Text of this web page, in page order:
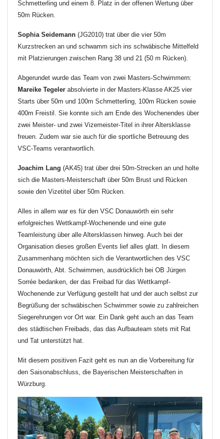
Schmetterling und einem 8. Platz in der offenen Wertung über
50m Rücken.
Sophia Seidemann (JG2010) trat über die vier 50m
Kurzstrecken an und schwamm sich ins schwäbische Mittelfeld
mit Platzierungen zwischen Rang 38 und 21 (50 m Rücken).
Abgerundet wurde das Team von zwei Masters-Schwimmern:
Mareike Tegeler absolvierte in der Masters-Klasse AK25 vier
Starts über 50m und 100m Schmetterling, 100m Rücken sowie
400m Freistil. Sie konnte sich am Ende des Wochenendes über
zwei Meister- und zwei Vizemeister-Titel in ihrer Altersklasse
freuen. Zudem war sie auch für die sportliche Betreuung des
VSC-Teams verantwortlich.
Joachim Lang (AK45) trat über drei 50m-Strecken an und holte
sich die Masters-Meisterschaft über 50m Brust und Rücken
sowie den Vizetitel über 50m Rücken.
Alles in allem war es für den VSC Donauwörth ein sehr
erfolgreiches Wettkampf-Wochenende und eine gute
Teamleistung über alle Altersklassen hinweg. Auch bei der
Organisation dieses großen Events lief alles glatt. In diesem
Zusammenhang möchten sich die Verantwortlichen des VSC
Donauwörth, Abt. Schwimmen, ausdrücklich bei OB Jürgen
Sorrée bedanken, der das Freibad für das Wettkampf-
Wochenende zur Verfügung gestellt hat und der auch selbst zur
Begrüßung der schwäbischen Schwimmer sowie zu zahlreichen
Siegerehrungen vor Ort war. Ein Dank geht auch an das Team
des städtischen Freibads, das das Aufbauteam stets mit Rat
und Tat unterstützt hat.
Mit diesem positiven Fazit geht es nun an die Vorbereitung für
den Saisonabschluss, die Bayerischen Meisterschaften in
Würzburg.